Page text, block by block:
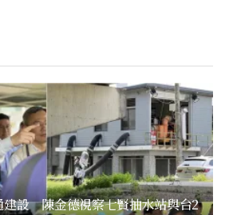
建設 陳金德視察七賢抽水站與台2